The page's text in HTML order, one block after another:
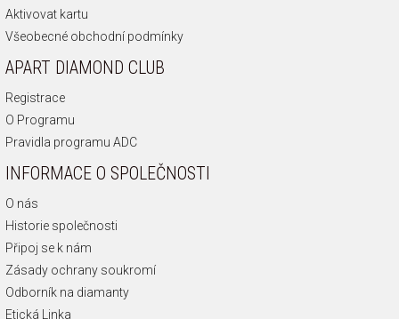
Aktivovat kartu
Všeobecné obchodní podmínky
APART DIAMOND CLUB
Registrace
O Programu
Pravidla programu ADC
INFORMACE O SPOLEČNOSTI
O nás
Historie společnosti
Připoj se k nám
Zásady ochrany soukromí
Odborník na diamanty
Etická Linka